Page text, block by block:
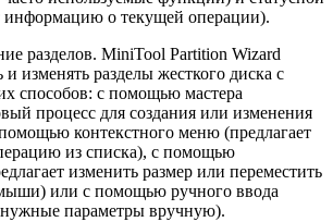
информацию о текущей операции).
разделов. MiniTool Partition Wizard
и изменять разделы жесткого диска с
способов: с помощью мастера
процесс для создания или изменения
помощью контекстного меню (предлагает
из списка), с помощью
изменить размер или переместить
или с помощью ручного ввода
нужные параметры вручную).